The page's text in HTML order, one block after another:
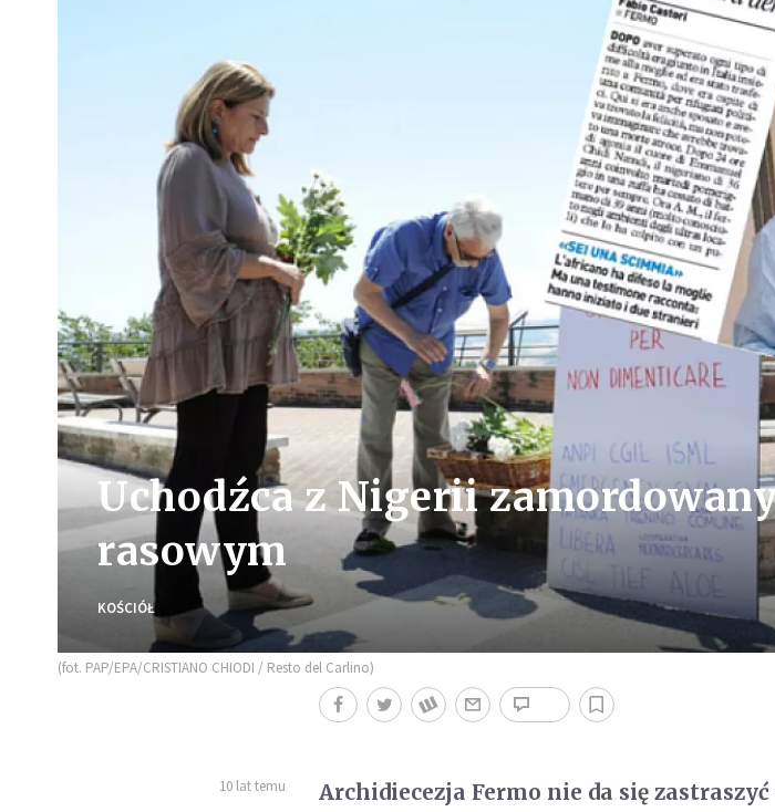
Uchodźca z Nigerii
rasowym
KOŚCIÓŁ
(fot. PAP/EPA/CRISTIANO CHIODI / Resto del Carlino)
10 lat temu
Archidiecezja Fermo nie da się